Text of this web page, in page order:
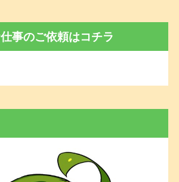
仕事のご依頼はコチラ